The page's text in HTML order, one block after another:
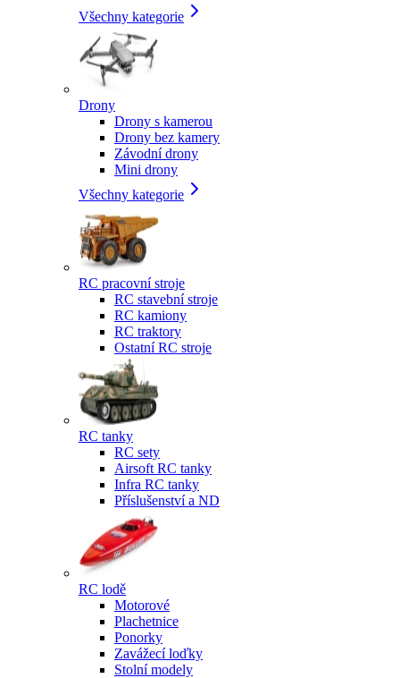
Všechny kategorie
Drony
Drony s kamerou
Drony bez kamery
Závodní drony
Mini drony
Všechny kategorie
RC pracovní stroje
RC stavební stroje
RC kamiony
RC traktory
Ostatní RC stroje
RC tanky
RC sety
Airsoft RC tanky
Infra RC tanky
Příslušenství a ND
RC lodě
Motorové
Plachetnice
Ponorky
Zavážecí loďky
Stolní modely